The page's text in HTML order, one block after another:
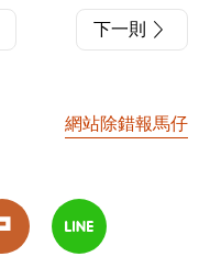
下一則
網站除錯報馬仔